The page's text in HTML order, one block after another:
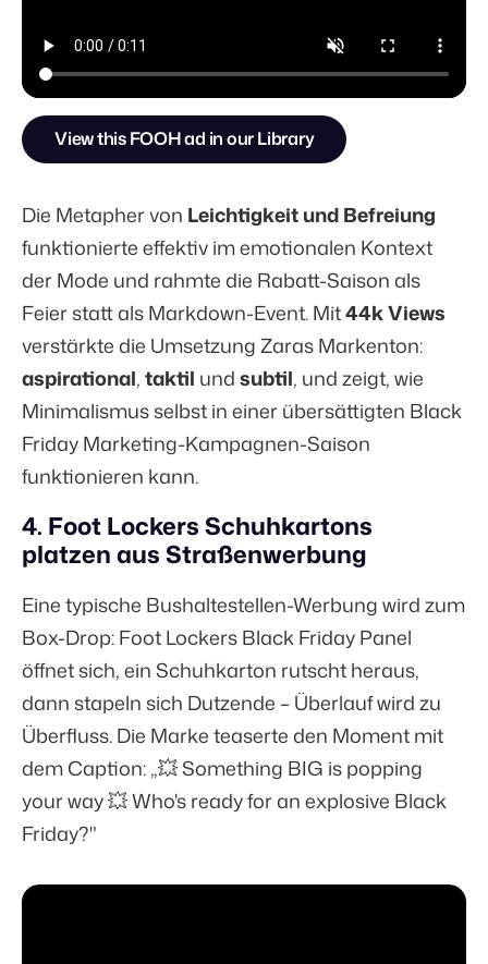
View this FOOH ad in our Library
Die Metapher von Leichtigkeit und Befreiung
funktionierte effektiv im emotionalen Kontext
der Mode und rahmte die Rabatt-Saison als
Feier statt als Markdown-Event. Mit44k Views
verstärkte die Umsetzung Zaras Markenton:
aspirational,taktil undsubtil, und zeigt, wie
Minimalismus selbst in einer übersättigten Black
Friday Marketing-Kampagnen-Saison
funktionieren kann.
4. Foot Lockers Schuhkartons
platzen aus Straßenwerbung
Eine typische Bushaltestellen-Werbung wird zum
Box-Drop: Foot Lockers Black Friday Panel
öffnet sich, ein Schuhkarton rutscht heraus,
dann stapeln sich Dutzende – Überlauf wird zu
Überfluss. Die Marke teaserte den Moment mit
dem Caption: „💥 Something BIG is popping
your way 💥 Who's ready for an explosive Black
Friday?"